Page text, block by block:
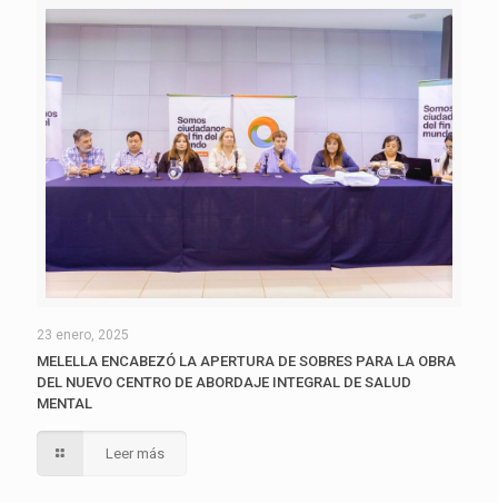
23 enero, 2025
MELELLA ENCABEZÓ LA APERTURA DE SOBRES PARA LA OBRA
DEL NUEVO CENTRO DE ABORDAJE INTEGRAL DE SALUD
MENTAL
Leer más